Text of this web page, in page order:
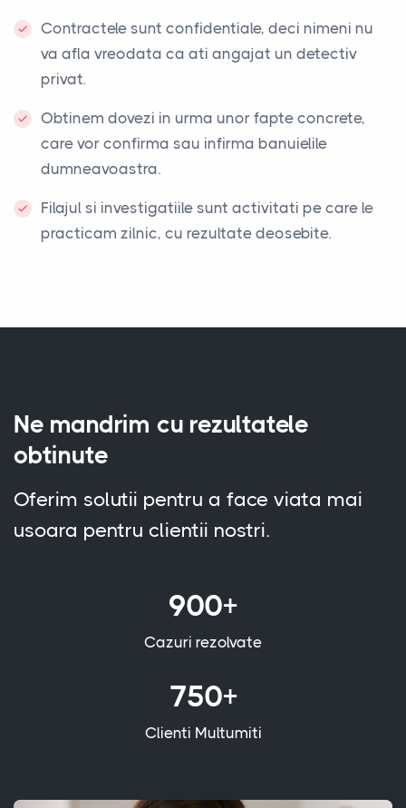
Contractele sunt confidentiale, deci nimeni nu
va afla vreodata ca ati angajat un detectiv
privat.
Obtinem dovezi in urma unor fapte concrete,
care vor confirma sau infirma banuielile
dumneavoastra.
Filajul si investigatiile sunt activitati pe care le
practicam zilnic, cu rezultate deosebite.
Ne mandrim cu rezultatele
obtinute
Oferim solutii pentru a face viata mai
usoara pentru clientii nostri.
900+
Cazuri rezolvate
750+
Clienti Multumiti